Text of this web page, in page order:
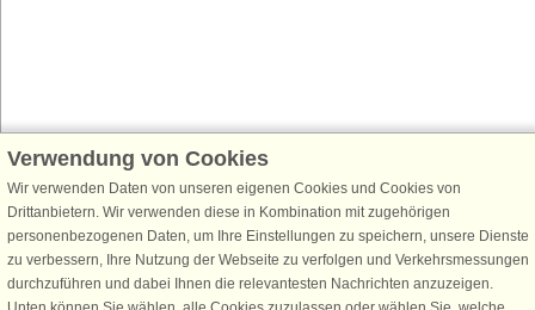
Schließen Sie sich 100.000 Ferienhaus-Fans an
Erhalten Sie einenWillkommensgutschein von 25 € für Ihren nächsten
Ferienhausurlaub - melden Sie sich einfach für den DanCenter Newsletter
an. Verpassen Sie nie wieder exklusive Angebote, Gewinnspiele und
Urlaubstipps!
Verwendung von Cookies
Wir verwenden Daten von unseren eigenen Cookies und Cookies von
Drittanbietern. Wir verwenden diese in Kombination mit zugehörigen
personenbezogenen Daten, um Ihre Einstellungen zu speichern, unsere Dienste
zu verbessern, Ihre Nutzung der Webseite zu verfolgen und Verkehrsmessungen
durchzuführen und dabei Ihnen die relevantesten Nachrichten anzuzeigen.